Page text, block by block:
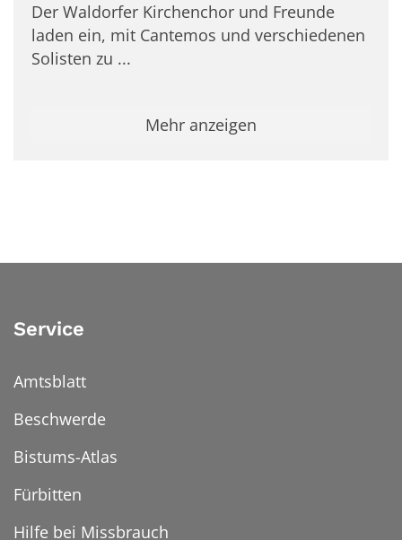
Der Waldorfer Kirchenchor und Freunde
laden ein, mit Cantemos und verschiedenen
Solisten zu ...
Mehr anzeigen
Service
Amtsblatt
Beschwerde
Bistums-Atlas
Fürbitten
Hilfe bei Missbrauch